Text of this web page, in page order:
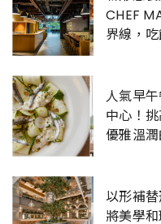
CHEF
界線，
人氣早
中心！
優雅溫
以形補
將美學